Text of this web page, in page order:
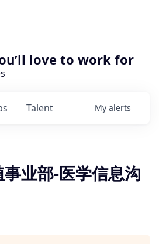
love to work for
Talent My alerts
业部-医学信息沟